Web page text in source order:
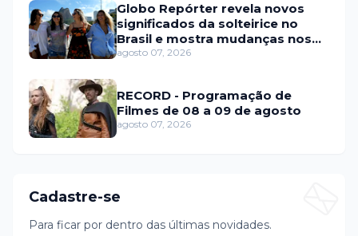
Globo Repórter revela novos
significados da solteirice no
Brasil e mostra mudanças nos
relacionamentos
agosto 07, 2026
RECORD - Programação de
Filmes de 08 a 09 de agosto
agosto 07, 2026
Cadastre-se
Para ficar por dentro das últimas novidades.